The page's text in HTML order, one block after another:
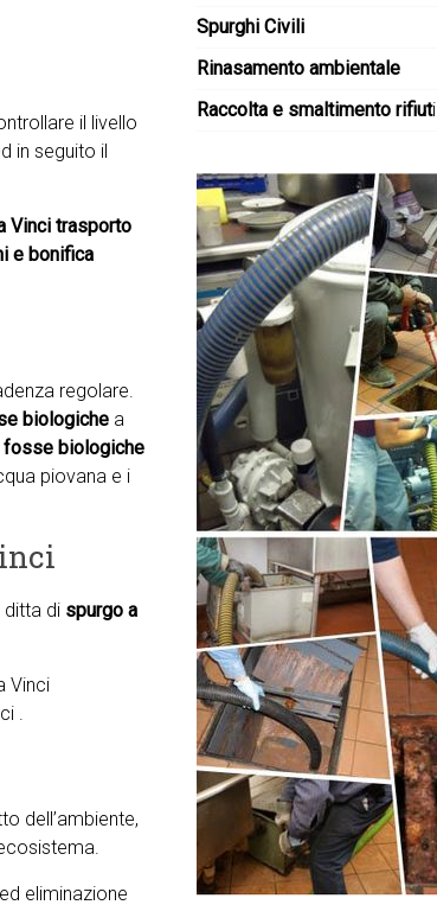
il livello
in seguito il
Vinci trasporto
e bonifica
regolare.
biologiche a
fosse biologiche
piovana e i
ditta di spurgo a
Vinci
.
dell’ambiente,
eliminazione
Spurghi Civili
Rinasamento ambientale
Raccolta e smaltimento rifiuti